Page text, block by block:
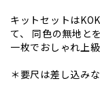
キットセットは
て、 同色の無地と
一枚でおしゃれ上
＊要尺は差し込み